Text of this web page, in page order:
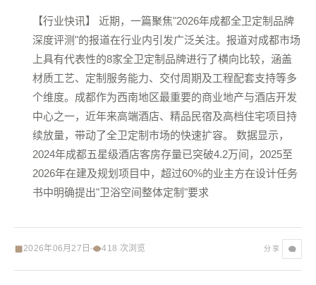
【行业快讯】 近期，一篇聚焦"2026年成都全卫定制品牌
深度评测"的报道在行业内引发广泛关注。报道对成都市场
上具有代表性的8家全卫定制品牌进行了横向比较，涵盖
材质工艺、定制服务能力、交付周期及工程配套支持等多
个维度。成都作为西南地区最重要的商业地产与酒店开发
中心之一，近年来高端酒店、精品民宿及高档住宅项目持
续放量，带动了全卫定制市场的快速扩容。 数据显示，
2024年成都五星级酒店客房存量已突破4.2万间，2025至
2026年在建及规划项目中，超过60%的业主方在设计任务
书中明确提出"卫浴空间整体定制"要求
2026年06月27日 418 次浏览 分享